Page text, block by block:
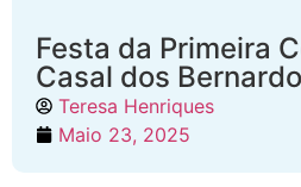
Festa da Primeira
Casal dos
Teresa Henriques
Maio 23, 2025